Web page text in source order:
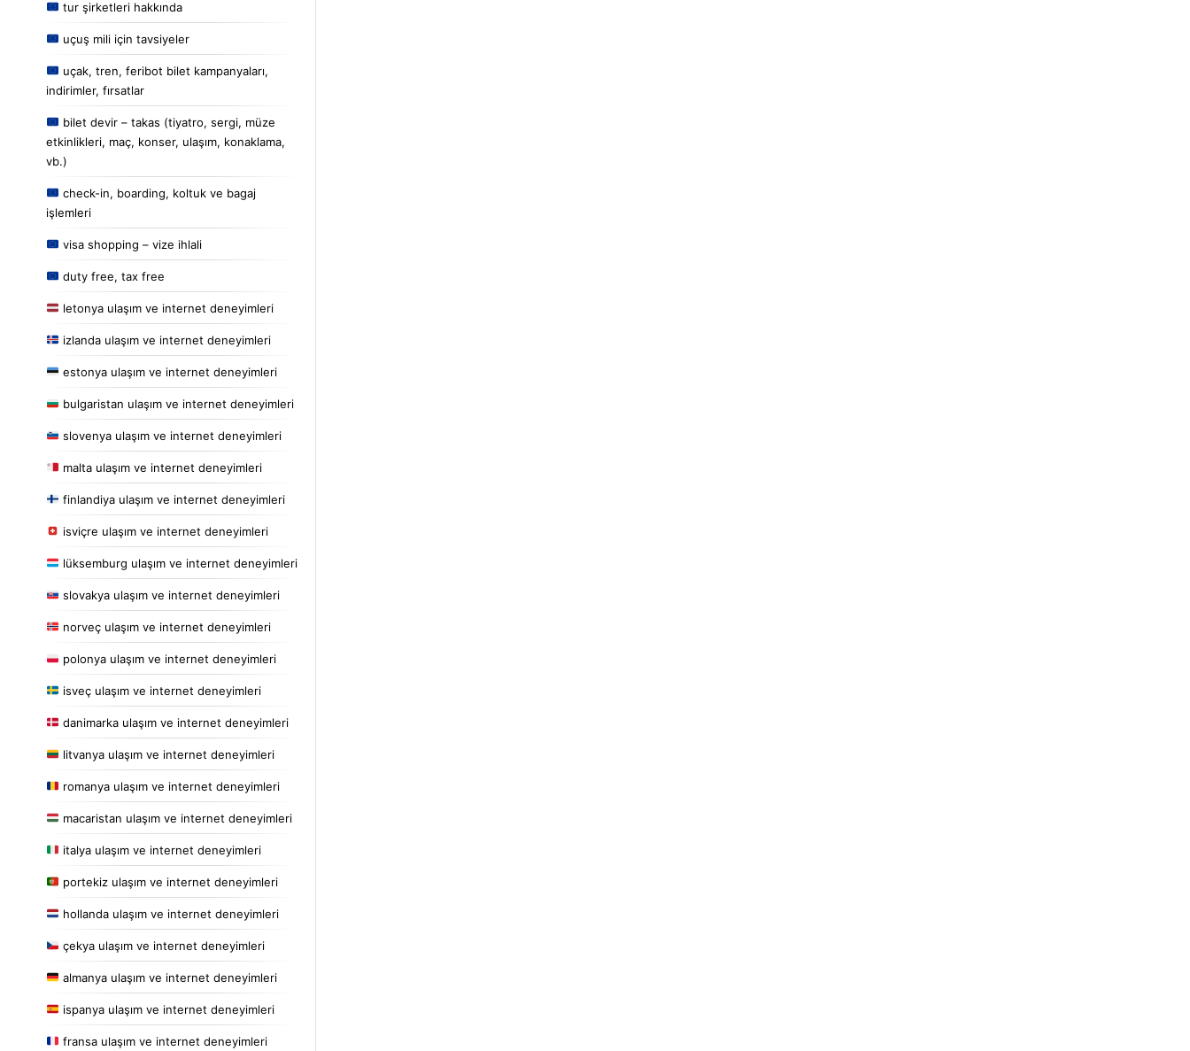
tur şirketleri hakkında
uçuş mili için tavsiyeler
uçak, tren, feribot bilet kampanyaları,
indirimler, fırsatlar
bilet devir – takas (tiyatro, sergi, müze
etkinlikleri, maç, konser, ulaşım, konaklama,
vb.)
check-in, boarding, koltuk ve bagaj
işlemleri
visa shopping – vize ihlali
duty free, tax free
letonya ulaşım ve internet deneyimleri
izlanda ulaşım ve internet deneyimleri
estonya ulaşım ve internet deneyimleri
bulgaristan ulaşım ve internet deneyimleri
slovenya ulaşım ve internet deneyimleri
malta ulaşım ve internet deneyimleri
finlandiya ulaşım ve internet deneyimleri
isviçre ulaşım ve internet deneyimleri
lüksemburg ulaşım ve internet deneyimleri
slovakya ulaşım ve internet deneyimleri
norveç ulaşım ve internet deneyimleri
polonya ulaşım ve internet deneyimleri
isveç ulaşım ve internet deneyimleri
danimarka ulaşım ve internet deneyimleri
litvanya ulaşım ve internet deneyimleri
romanya ulaşım ve internet deneyimleri
macaristan ulaşım ve internet deneyimleri
italya ulaşım ve internet deneyimleri
portekiz ulaşım ve internet deneyimleri
hollanda ulaşım ve internet deneyimleri
çekya ulaşım ve internet deneyimleri
almanya ulaşım ve internet deneyimleri
ispanya ulaşım ve internet deneyimleri
fransa ulaşım ve internet deneyimleri